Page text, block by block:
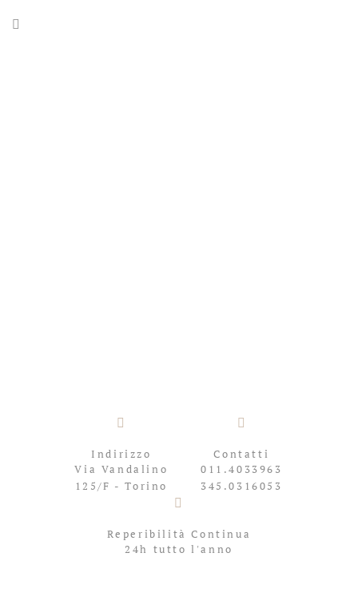
Indirizzo
Via Vandalino
125/F - Torino
Contatti
011.4033963
345.0316053
Reperibilità Continua
24h tutto l'anno